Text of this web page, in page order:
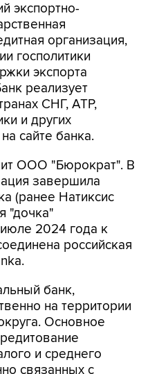
экспортно-
организация,
госполитики
экспорта
реализует
СНГ, АТР,
и других
сайте банка.
ООО "Бюрократ". В
завершила
(ранее Натиксис
"дочка"
2024 года к
российская
банк,
на территории
Основное
и среднего
связанных с